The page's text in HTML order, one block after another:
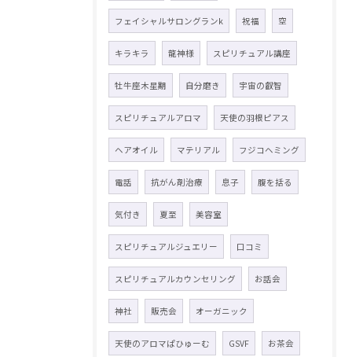
フェイシャルサロングランk 祝福 空
キラキラ 龍神様 スピリチュアル講座
牡牛座木星期 自分磨き 宇宙の叡智
スピリチュアルアロマ 天使の羽根ピアス
ヘアオイル マテリアル フジコヘミング
電話 抗がん剤治療 息子 腹を括る
気付き 夏至 美容室
スピリチュアルジュエリー 口コミ
スピリチュアルカウンセリング お話会
神社 販売会 オーガニック
天使のアロマぱひゅーむ GSVF お茶会